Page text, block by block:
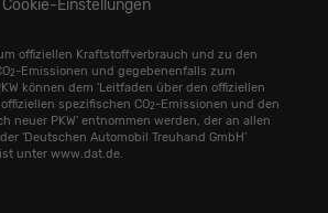
Cookie-Einstellungen
offiziellen Kraftstoffverbrauch und zu den
2 -Emissionen und gegebenenfalls zum
können dem 'Leitfaden über den offiziellen
spezifischen CO2 -Emissionen und den
neuer PKW' entnommen werden, der an allen
'Deutschen Automobil Treuhand GmbH'
unter www.dat.de.